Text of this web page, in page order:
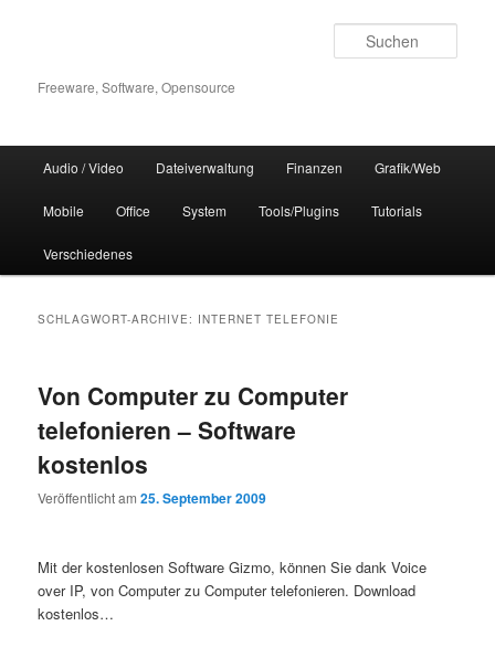
wechselnFreeware, Software, Opensource
Audio / Video Dateiverwaltung Finanzen Grafik/Web
Mobile Office System Tools/Plugins Tutorials
Verschiedenes
SCHLAGWORT-ARCHIVE: INTERNET TELEFONIE
Von Computer zu Computer
telefonieren – Software
kostenlos
Veröffentlicht am25. September 2009
Mit der kostenlosen Software Gizmo, können Sie dank Voice
over IP, von Computer zu Computer telefonieren. Download
kostenlos…